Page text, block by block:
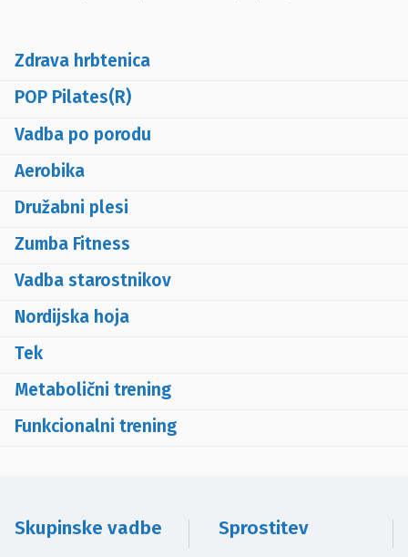
Zdrava hrbtenica
POP Pilates(R)
Vadba po porodu
Aerobika
Družabni plesi
Zumba Fitness
Vadba starostnikov
Nordijska hoja
Tek
Metabolični trening
Funkcionalni trening
Skupinske vadbe Sprostitev